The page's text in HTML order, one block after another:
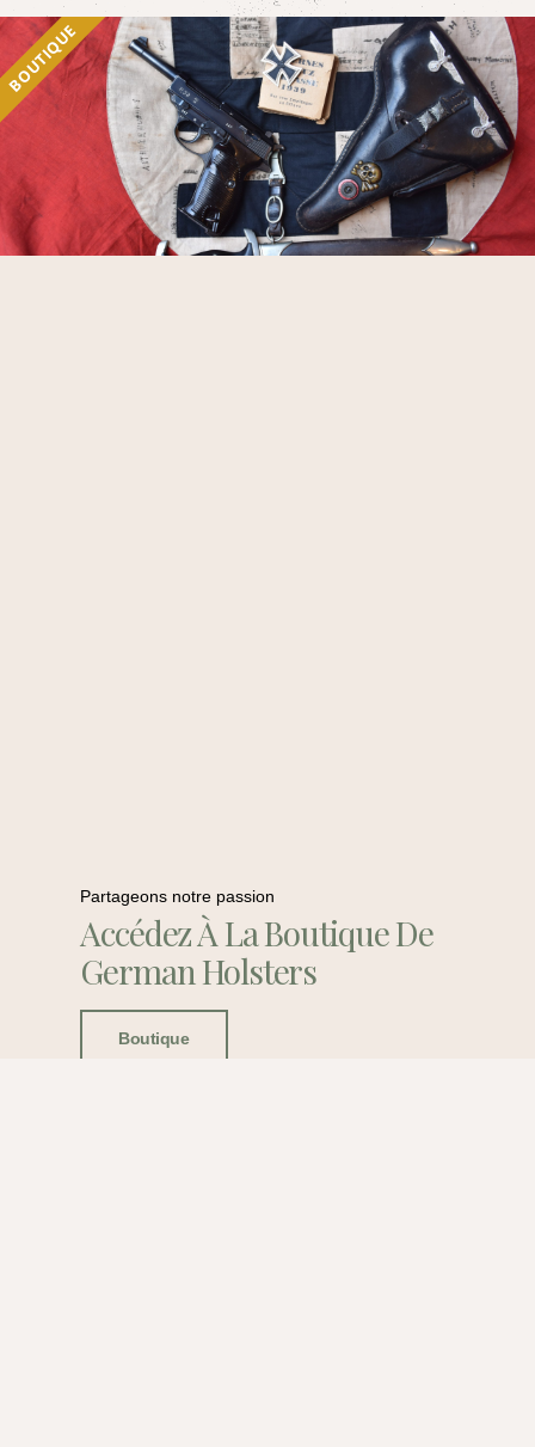
Partageons notre passion
Accédez À La Boutique De
German Holsters
Boutique
BOUTIQUE